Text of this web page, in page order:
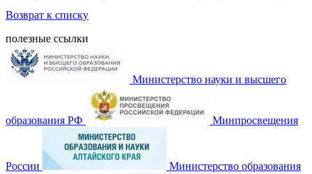
Возврат к списку
полезные ссылки
Министерство науки и высшего
образования РФ Минпросвещения
России Министерство образования